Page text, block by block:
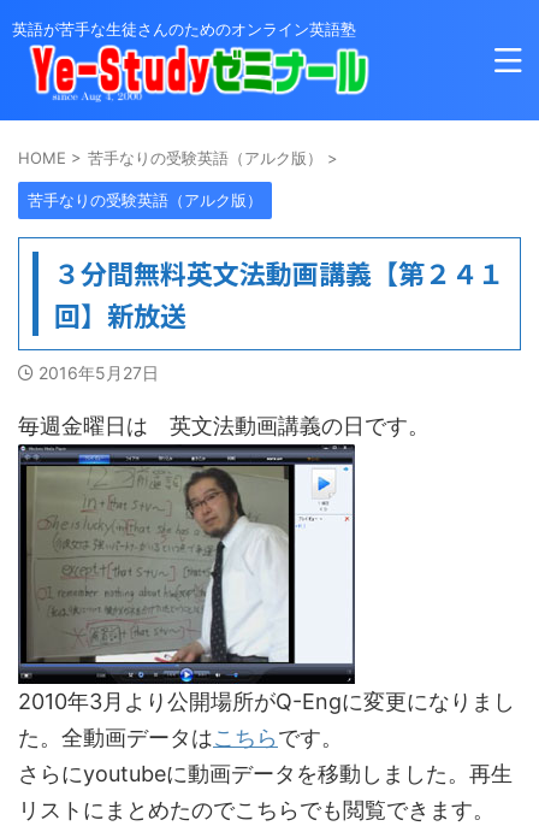
英語が苦手な生徒さんのためのオンライン英語塾
HOME > 苦手なりの受験英語（アルク版） >
苦手なりの受験英語（アルク版）
３分間無料英文法動画講義【第２４１
回】新放送
2016年5月27日
毎週金曜日は 英文法動画講義の日です。
2010年3月より公開場所がQ-Engに変更になりまし
た。全動画データはこちらです。
さらにyoutubeに動画データを移動しました。再生
リストにまとめたのでこちらでも閲覧できます。